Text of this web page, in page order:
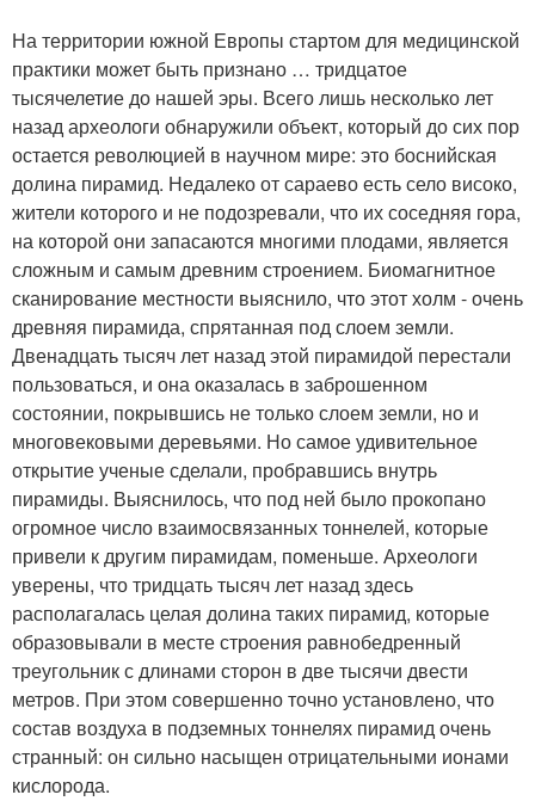
На территории южной Европы стартом для медицинской
практики может быть признано … тридцатое
тысячелетие до нашей эры. Всего лишь несколько лет
назад археологи обнаружили объект, который до сих пор
остается революцией в научном мире: это боснийская
долина пирамид. Недалеко от сараево есть село високо,
жители которого и не подозревали, что их соседняя гора,
на которой они запасаются многими плодами, является
сложным и самым древним строением. Биомагнитное
сканирование местности выяснило, что этот холм - очень
древняя пирамида, спрятанная под слоем земли.
Двенадцать тысяч лет назад этой пирамидой перестали
пользоваться, и она оказалась в заброшенном
состоянии, покрывшись не только слоем земли, но и
многовековыми деревьями. Но самое удивительное
открытие ученые сделали, пробравшись внутрь
пирамиды. Выяснилось, что под ней было прокопано
огромное число взаимосвязанных тоннелей, которые
привели к другим пирамидам, поменьше. Археологи
уверены, что тридцать тысяч лет назад здесь
располагалась целая долина таких пирамид, которые
образовывали в месте строения равнобедренный
треугольник с длинами сторон в две тысячи двести
метров. При этом совершенно точно установлено, что
состав воздуха в подземных тоннелях пирамид очень
странный: он сильно насыщен отрицательными ионами
кислорода.